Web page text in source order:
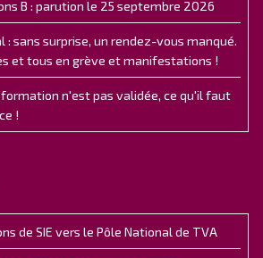
B : parution le 25 septembre 2026
: sans surprise, un rendez-vous manqué.
et tous en grève et manifestations !
formation n'est pas validée, ce qu'il faut
!
de SIE vers le Pôle National de TVA